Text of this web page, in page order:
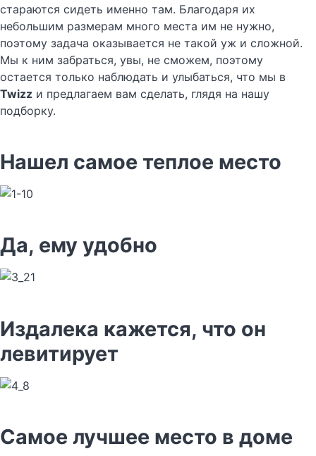
стараются сидеть именно там. Благодаря их
небольшим размерам много места им не нужно,
поэтому задача оказывается не такой уж и сложной.
Мы к ним забраться, увы, не сможем, поэтому
остается только наблюдать и улыбаться, что мы в
Twizz и предлагаем вам сделать, глядя на нашу
подборку.
Нашел самое теплое место
Да, ему удобно
Издалека кажется, что он
левитирует
Самое лучшее место в доме